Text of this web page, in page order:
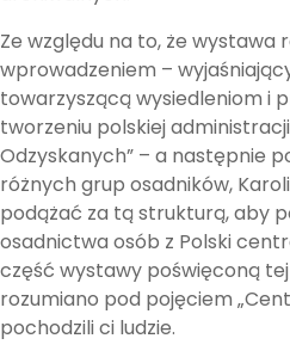
Ze względu na to, że wystawa
wprowadzeniem –
towarzyszącą wysiedleniom i
tworzeniu polskiej
Odzyskanych” – a następnie
różnych grup osadników,
podążać za tą strukturą, aby
osadnictwa osób z Polski
część wystawy poświęconą
rozumiano pod pojęciem
pochodzili ci ludzie.